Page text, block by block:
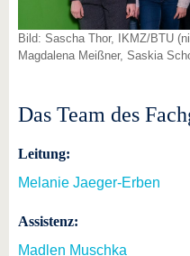
Bild: Sascha Thor, IKMZ/BTU
Magdalena Meißner, Saskia
Das Team des
Leitung:
Melanie Jaeger-Erben
Assistenz:
Madlen Muschka